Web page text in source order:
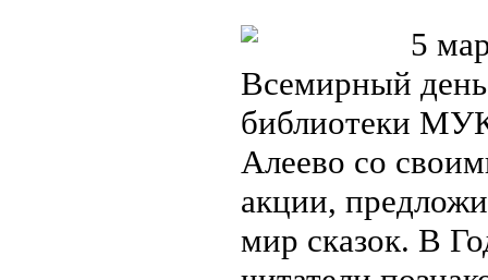
5
Всемирный
библиотеки
Алеево со
акции,
мир сказок. В